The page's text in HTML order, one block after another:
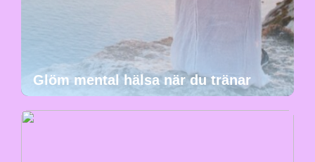
Glöm mental hälsa när du tränar